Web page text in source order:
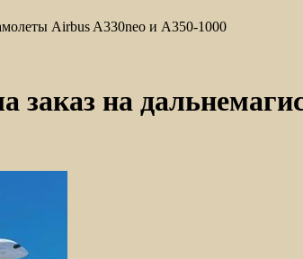
Airbus A330neo и A350-1000
заказ на